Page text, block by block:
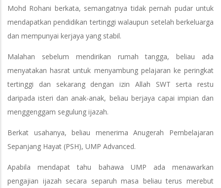
Mohd Rohani berkata, semangatnya tidak pernah pudar untuk
mendapatkan pendidikan tertinggi walaupun setelah berkeluarga
dan mempunyai kerjaya yang stabil.
Malahan sebelum mendirikan rumah tangga, beliau ada
menyatakan hasrat untuk menyambung pelajaran ke peringkat
tertinggi dan sekarang dengan izin Allah SWT serta restu
daripada isteri dan anak-anak, beliau berjaya capai impian dan
menggenggam segulung ijazah.
Berkat usahanya, beliau menerima Anugerah Pembelajaran
Sepanjang Hayat (PSH), UMP Advanced.
Apabila mendapat tahu bahawa UMP ada menawarkan
pengajian ijazah secara separuh masa beliau terus merebut